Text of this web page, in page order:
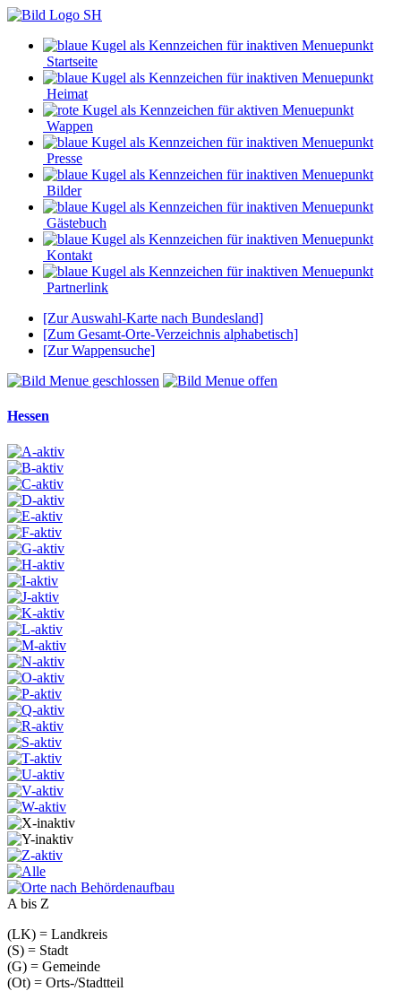
Startseite
Heimat
Wappen
Presse
Bilder
Gästebuch
Kontakt
Partnerlink
[Zur Auswahl-Karte nach Bundesland]
[Zum Gesamt-Orte-Verzeichnis alphabetisch]
[Zur Wappensuche]
Hessen
A bis Z
(LK) = Landkreis
(S) = Stadt
(G) = Gemeinde
(Ot) = Orts-/Stadtteil